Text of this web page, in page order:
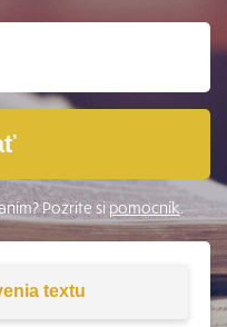
Pozrite sipomocník.
textu